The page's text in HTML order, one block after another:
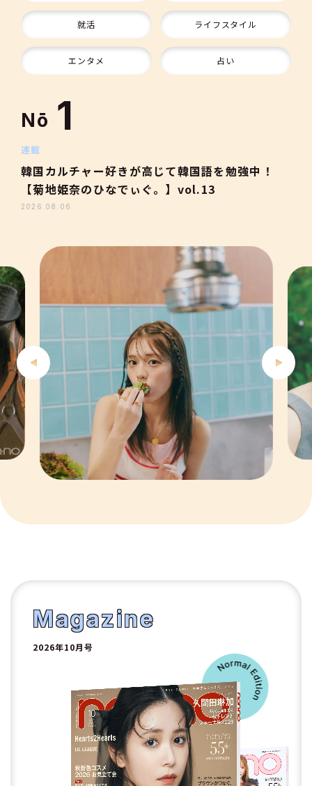
就活 ライフスタイル
エンタメ 占い
Nō
9
10
1
2
3
4
5
6
7
8
9
10
2
連載
韓国カルチャー好きが高じて韓国語を勉強中！
【菊地姫奈のひなでぃぐ。】vol.13
2026.08.06
Magazine
2026年10月号